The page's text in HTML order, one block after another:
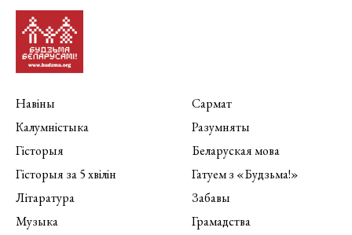
Навіны
Калумністыка
Гісторыя
Гісторыя за 5 хвілін
Літаратура
Музыка
Сармат
Разумняты
Беларуская мова
Гатуем з «Будзьма!»
Забавы
Грамадства